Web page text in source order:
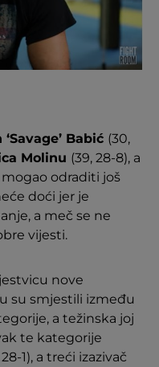
‘Savage’ Babić (30,
Molinu (39, 28-8), a
odraditi još
doći jer je
a meč se ne
vijesti.
nove
su smjestili između
a težinska joj
te kategorije
1), a treći izazivač